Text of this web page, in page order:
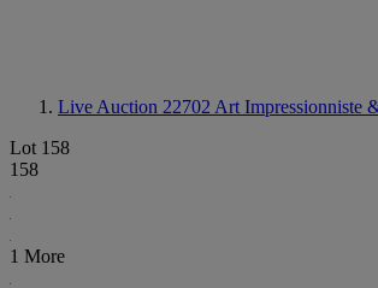
Live Auction 22702 Art Impressionniste
Lot 158
158
1 More